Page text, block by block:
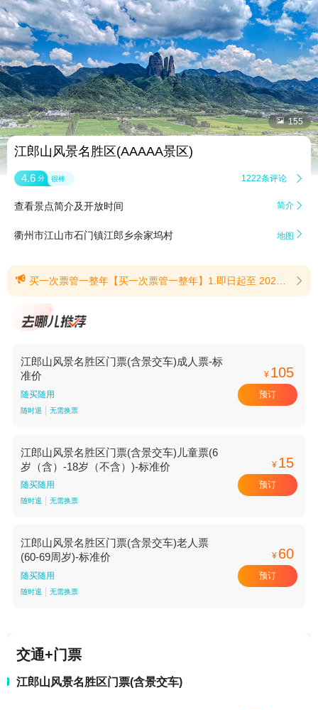
 155
江郎山风景名胜区(AAAAA景区)
4.6 分 很棒 1222条评论 
查看景点简介及开放时间 简介 
衢州市江山市石门镇江郎乡余家坞村 地图 
 买一次票管一整年【买一次票管一整年】1.即日起至 2027年5月18日，游客凭实名购票并完成入园后即可畅享活动期内游玩权益。所有权益仅限本人实名核验使用，请勿转借他人。倡导文明游览，乐享美好旅途！2.激活后至2027年5月18日，凭本人身份证可全年不限次畅玩。(提示有效期2026/5/22至2027/5/18) 
江郎山风景名胜区门票(含景交车)成人票-标
准价
随买随用
随时退 无需换票
¥ 105
预订
江郎山风景名胜区门票(含景交车)儿童票(6
岁（含）-18岁（不含）)-标准价
随买随用
随时退 无需换票
¥ 15
预订
江郎山风景名胜区门票(含景交车)老人票
(60-69周岁)-标准价
随买随用
随时退 无需换票
¥ 60
预订
交通+门票
江郎山风景名胜区门票(含景交车)
